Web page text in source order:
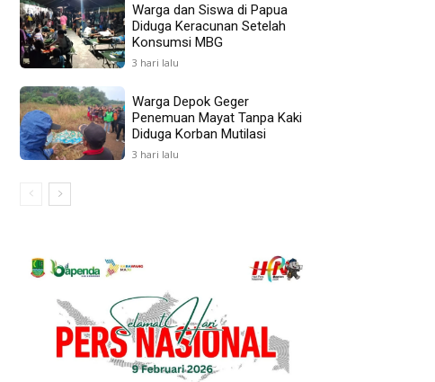
Warga dan Siswa di Papua
Diduga Keracunan Setelah
Konsumsi MBG
3 hari lalu
Warga Depok Geger
Penemuan Mayat Tanpa Kaki
Diduga Korban Mutilasi
3 hari lalu